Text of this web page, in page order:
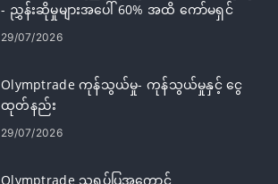
- ညွှန်းဆိုမှုများအပေါ် 60% အထိ ကော်မရှင်
ရယူပါ။
29/07/2026
Olymptrade ကုန်သွယ်မှု- ကုန်သွယ်မှုနှင့် ငွေ
ထုတ်နည်း
29/07/2026
Olymptrade သရုပ်ပြအကောင့်